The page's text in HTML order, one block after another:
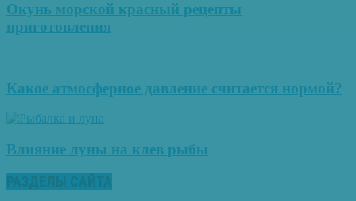
Окунь морской красный рецепты
приготовления
Какое атмосферное давление считается нормой?
Влияние луны на клев рыбы
РАЗДЕЛЫ САЙТА